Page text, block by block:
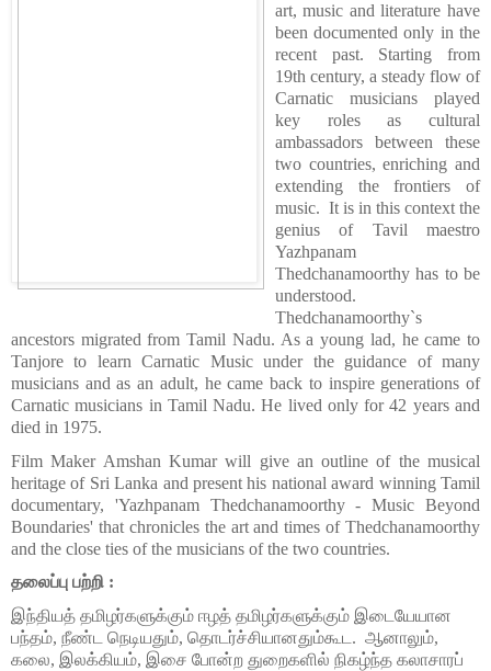
art, music and literature have
been documented only in the
recent past. Starting from
19th century, a steady flow of
Carnatic musicians played
key roles as cultural
ambassadors between these
two countries, enriching and
extending the frontiers of
music.  It is in this context the
genius of Tavil maestro
Yazhpanam
Thedchanamoorthy has to be
understood.
Thedchanamoorthy`s
ancestors migrated from Tamil Nadu. As a young lad, he came to
Tanjore to learn Carnatic Music under the guidance of many
musicians and as an adult, he came back to inspire generations of
Carnatic musicians in Tamil Nadu. He lived only for 42 years and
died in 1975.
Film Maker Amshan Kumar will give an outline of the musical
heritage of Sri Lanka and present his national award winning Tamil
documentary, 'Yazhpanam Thedchanamoorthy - Music Beyond
Boundaries' that chronicles the art and times of Thedchanamoorthy
and the close ties of the musicians of the two countries.
தலைப்பு பற்றி :
இந்தியத் தமிழர்களுக்கும் ஈழத் தமிழர்களுக்கும் இடையேயான
பந்தம், நீண்ட நெடியதும், தொடர்ச்சியானதும்கூட.  ஆனாலும்,
கலை, இலக்கியம், இசை போன்ற துறைகளில் நிகழ்ந்த கலாசாரப்